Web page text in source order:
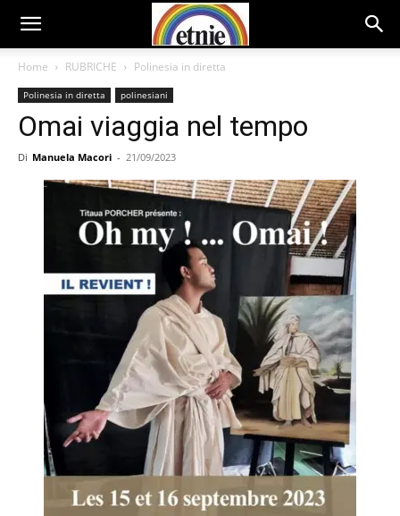
Home RUBRICHE Polinesia in diretta
Polinesia in diretta polinesiani
Omai viaggia nel tempo
Di Manuela Macori - 21/09/2023